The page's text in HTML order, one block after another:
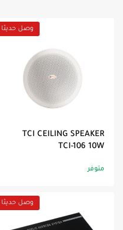
وصل حديثا
TCI CEILING SPEAKER
TCI-106 10W
متوفر
وصل حديثا